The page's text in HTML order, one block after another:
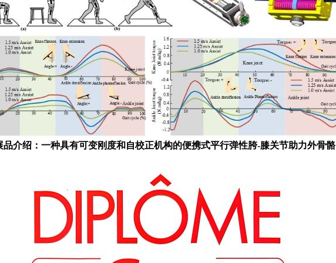
品介绍：一种具有可变刚度和自校正机构的便携式平行弹性胯-膝关节助力外骨骼